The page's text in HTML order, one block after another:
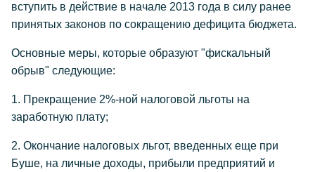
вступить в действие в начале 2013 года в силу ранее
принятых законов по сокращению дефицита бюджета.
Основные меры, которые образуют "фискальный
обрыв" следующие:
1. Прекращение 2%-ной налоговой льготы на
заработную плату;
2. Окончание налоговых льгот, введенных еще при
Буше, на личные доходы, прибыли предприятий и